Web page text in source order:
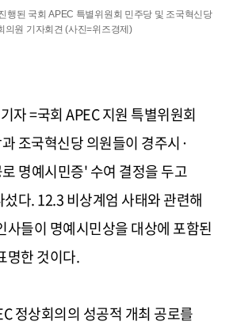
행된 국회 APEC 특별위원회 민주당 및 조국혁신당
의원 기자회견 (사진=위즈경제)
자 =국회 APEC 지원 특별위원회
조국혁신당 의원들이 경주시·
명예시민증' 수여 결정을 두고
다. 12.3 비상계엄 사태와 관련해
사들이 명예시민상을 대상에 포함된
명한 것이다.
정상회의의 성공적 개최 공로를